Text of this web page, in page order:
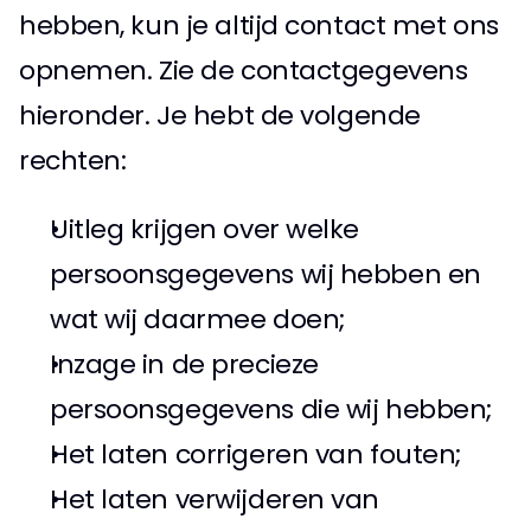
hebben, kun je altijd contact met ons
opnemen. Zie de contactgegevens
hieronder. Je hebt de volgende
rechten:
Uitleg krijgen over welke
persoonsgegevens wij hebben en
wat wij daarmee doen;
Inzage in de precieze
persoonsgegevens die wij hebben;
Het laten corrigeren van fouten;
Het laten verwijderen van